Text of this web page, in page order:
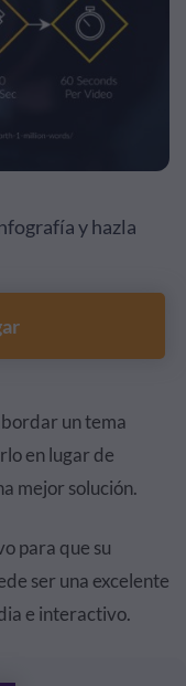
y hazla
un tema
en lugar de
mejor solución.
para que su
ser una excelente
e interactivo.